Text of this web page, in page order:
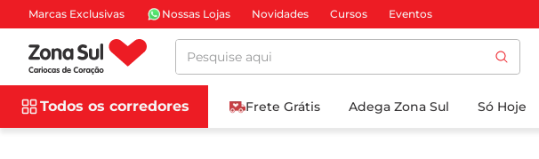
Marcas Exclusivas Nossas Lojas Novidades Cursos Eventos
Pesquise aqui
Todos os corredores Frete Grátis Adega Zona Sul Só Hoje